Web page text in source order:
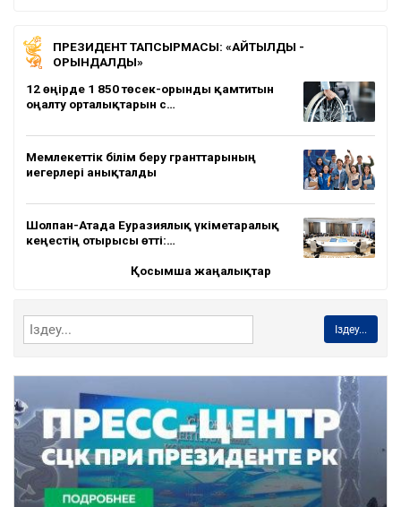
ПРЕЗИДЕНТ ТАПСЫРМАСЫ: «АЙТЫЛДЫ -
ОРЫНДАЛДЫ»
12 өңірде 1 850 төсек-орынды қамтитын
оңалту орталықтарын с…
Мемлекеттік білім беру гранттарының
иегерлері анықталды
Шолпан-Атада Еуразиялық үкіметаралық
кеңестің отырысы өтті:…
Қосымша жаңалықтар
Іздеу...